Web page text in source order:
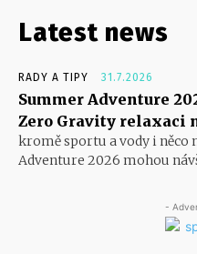
Latest news
RADY A TIPY 31.7.2026
Summer Adventure
Zero Gravity relaxaci
kromě sportu a vody i něco
Adventure 2026 mohou
-